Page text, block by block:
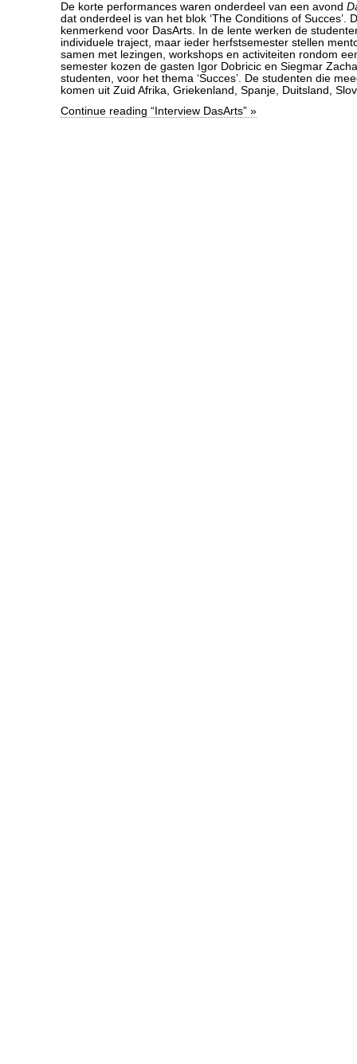
De korte performances waren onderdeel van een avond
dat onderdeel is van het blok ‘The Conditions of Succes’.
kenmerkend voor DasArts. In de lente werken de
individuele traject, maar ieder herfstsemester stellen
samen met lezingen, workshops en activiteiten rondom
semester kozen de gasten Igor Dobricic en Siegmar
studenten, voor het thema ‘Succes’. De studenten die
komen uit Zuid Afrika, Griekenland, Spanje, Duitsland,
Continue reading “Interview DasArts” »